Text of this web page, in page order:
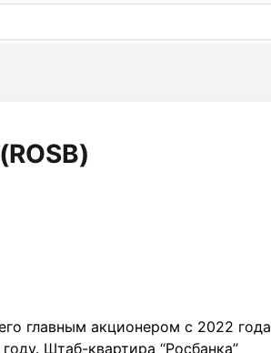
главным акционером с 2022 года
Штаб-квартира “Росбанка”